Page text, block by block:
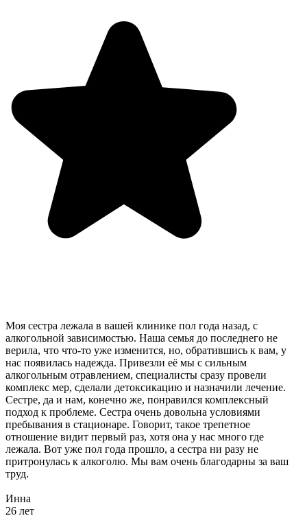
Моя сестра лежала в вашей клинике пол года назад, с
алкогольной зависимостью. Наша семья до последнего не
верила, что что-то уже изменится, но, обратившись к вам, у
нас появилась надежда. Привезли её мы с сильным
алкогольным отравлением, специалисты сразу провели
комплекс мер, сделали детоксикацию и назначили лечение.
Сестре, да и нам, конечно же, понравился комплексный
подход к проблеме. Сестра очень довольна условиями
пребывания в стационаре. Говорит, такое трепетное
отношение видит первый раз, хотя она у нас много где
лежала. Вот уже пол года прошло, а сестра ни разу не
притронулась к алкоголю. Мы вам очень благодарны за ваш
труд.
Инна
26 лет